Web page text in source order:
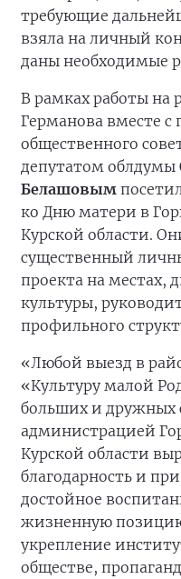
требующие
взяла на личный
даны необходимые
В рамках работы на
Германова вместе с
общественного
депутатом облдумы
Белашовым
ко Дню матери в
Курской области.
существенный
проекта на местах,
культуры,
профильного
«Любой выезд в
«Культуру малой
больших и дружных
администрацией
Курской области
благодарность и
достойное
жизненную
укрепление
обществе,